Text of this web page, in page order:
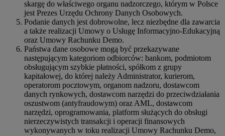
skargę do właściwego organu nadzorczego, którym w Polsce
jest Prezes Urzędu Ochrony Danych Osobowych.
Podanie danych jest dobrowolne, lecz niezbędne dla zawarcia
a także realizacji Umowy o Usługę Informacyjno-Edukacyjną
oraz Umowy Rachunku Demo.
Państwa dane osobowe mogą być przekazywane
następującym kategoriom odbiorców: bankom, podmiotom
obsługującym szybkie płatności, spółkom z grupy
kapitałowej, do której należy Administrator, kurierom,
operatorom pocztowym, organom nadzoru, dostawcom
danych rynkowych, dostawcom narzędzi do przeciwdziałania
oszustwom (antyfraudowym) oraz AML, dostawcom
narzędzi, oprogramowania, platform służących do obsługi
nierzeczywistych transakcji i operacji finansowych
wykonywanych w toku realizacji Umowy Rachunku Demo,